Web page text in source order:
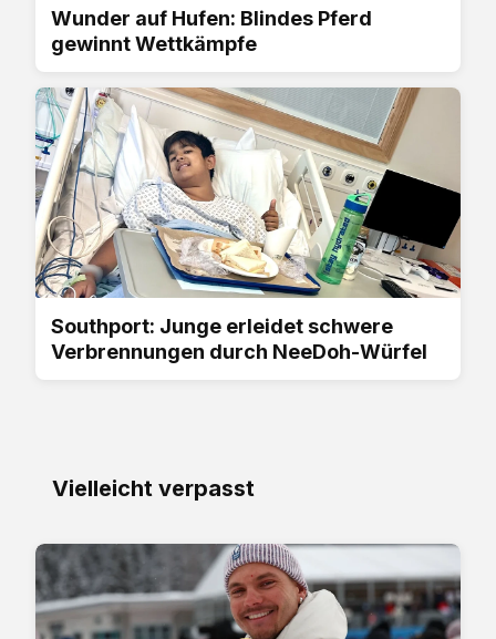
Wunder auf Hufen: Blindes Pferd
gewinnt Wettkämpfe
Southport: Junge erleidet schwere
Verbrennungen durch NeeDoh-Würfel
Vielleicht verpasst